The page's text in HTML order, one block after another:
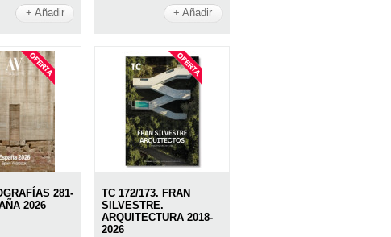
+ Añadir + Añadir
281-
2026
TC 172/173. FRAN
SILVESTRE.
ARQUITECTURA 2018-
2026